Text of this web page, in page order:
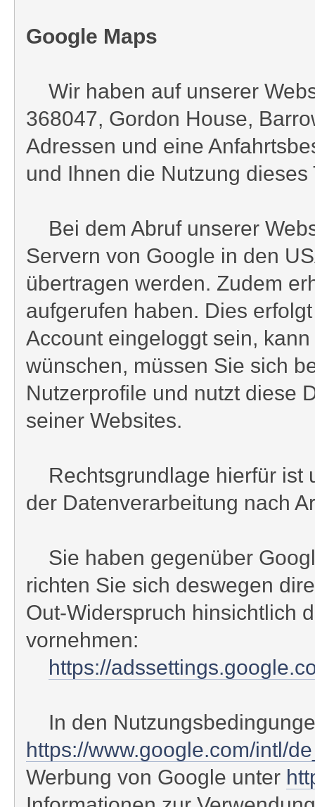
Google Maps
Wir haben auf unserer
368047, Gordon House,
Adressen und eine
und Ihnen die Nutzung
Bei dem Abruf unserer
Servern von Google in den
übertragen werden. Zudem
aufgerufen haben. Dies
Account eingeloggt sein,
wünschen, müssen Sie sich
Nutzerprofile und nutzt diese
seiner Websites.
Rechtsgrundlage hierfür ist
der Datenverarbeitung nach
Sie haben gegenüber
richten Sie sich deswegen
Out-Widerspruch hinsichtlich
vornehmen:
https://
In den
https://www.google.com/intl/
Werbung von Google unter